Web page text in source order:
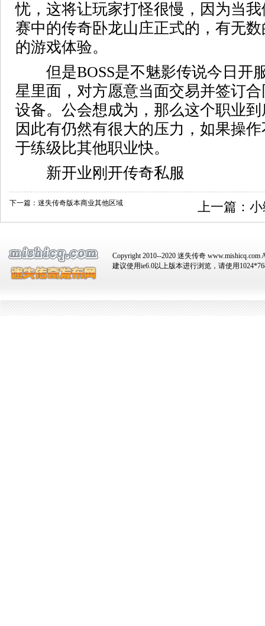
忧，这将让玩家打怪很慢，因为当
赛中的传奇卧龙山庄正式的，有无
的游戏体验。
但是BOSS是不魅影传说今日开
星里面，对方愿意当面交易并签订
设备。公会想成为，那么这个职业
因此有仍然有很大的压力，如果操
于练级比其他职业快。
新开业刚开传奇私服
下一篇： 迷失传奇版本商业其他区域 上一篇：
Copyright 2010--2020 迷失传奇 www.mishicq.com
建议使用ie6.0以上版本进行浏览，请使用